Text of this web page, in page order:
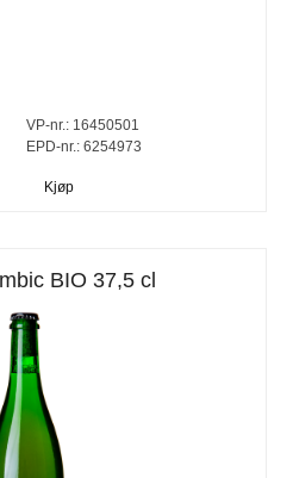
VP-nr.:16450501
EPD-nr.: 6254973
Kjøp
BIO 37,5 cl